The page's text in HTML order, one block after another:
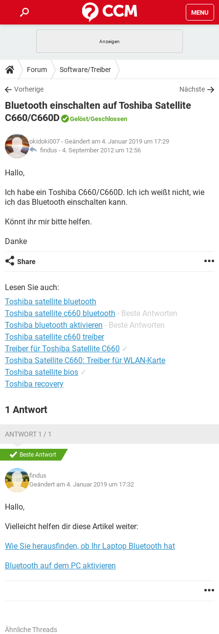
MENU
ANDROID IOS
WINDOWS 10
WHATSAPP TIKTOK
FACEBOOK HARDWARE
TIPPS & TRICKS
SPIELE
WINDOWS 10
FACEBOOK HARDWARE
DOWNLOADS
SPIELE STREAMING
ANDROID IOS
WINDOWS 10 INSTAGRAM
WHATSAPP
FACEBOOK
FORUM
ANDROID IOS
FACEBOOK
LEXIKON
SPIELE
ANDROID
WINDOWS 10 INSTAGRAM
WHATSAPP TIKTOK
FACEBOOK
Forum Software/Treiber
Vorherige Nächste
Bluetooth einschalten auf Toshiba Satellite
C660/C660D
Gelöst/Geschlossen
okidoki007 - Geändert am 4. Januar 2019 um 17:29
findus - 4. September 2012 um 12:56
Hallo,
Ich habe ein Toshiba C660/C660D. Ich ich weißt nicht, wie
ich das Bluetooth einschalten kann.
Könnt ihr mir bitte helfen.
Danke
Share
Lesen Sie auch:
Toshiba satellite bluetooth
Toshiba satellite c660 bluetooth - Beste Antworten
Toshiba bluetooth aktivieren - Beste Antworten
Toshiba satellite c660 treiber
Treiber für Toshiba Satellite C660 ✓
Toshiba Satellite C660: Treiber für WLAN-Karte
Toshiba satellite bios ✓
Toshiba recovery
1 Antwort
ANTWORT 1 / 1
Beste Antwort
findus
Geändert am 4. Januar 2019 um 17:32
Hallo,
Vielleicht helfen dir diese Artikel weiter:
Wie Sie herausfinden, ob Ihr Laptop Bluetooth hat
Bluetooth auf dem PC aktivieren
Ähnliche Threads